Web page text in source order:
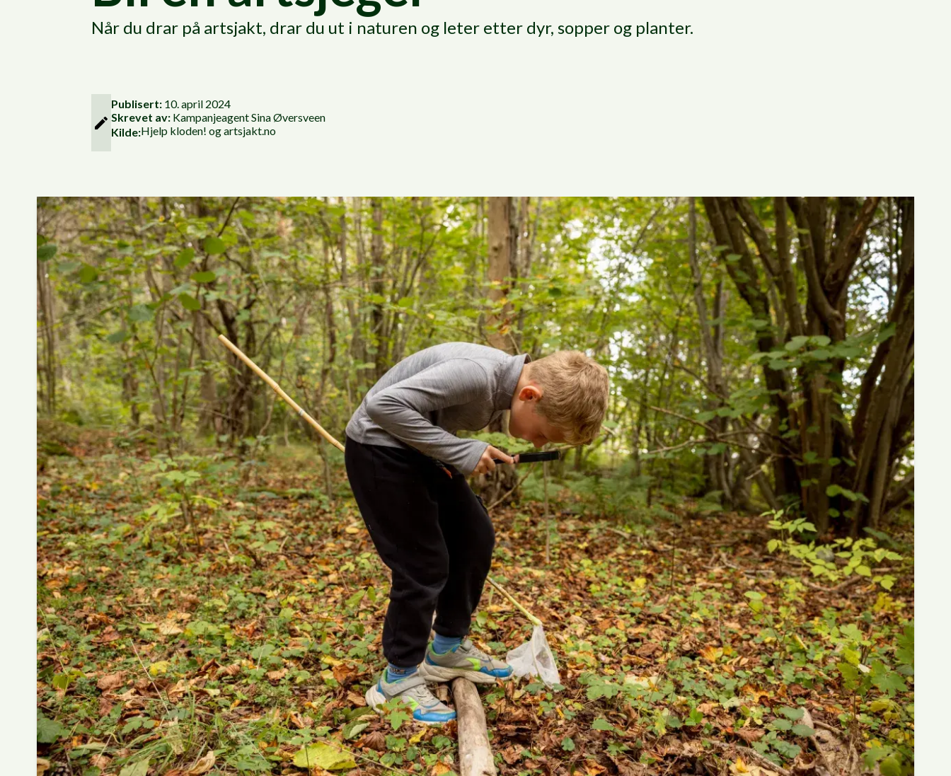
Når du drar på artsjakt, drar du ut i naturen og leter etter dyr, sopper og planter.
Publisert: 10. april 2024
Skrevet av: KampanjeagentSina Øversveen
Kilde:Hjelp kloden! og artsjakt.no